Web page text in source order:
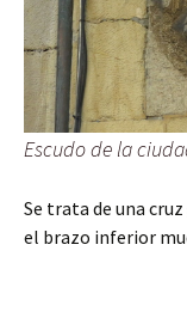
Escudo de la
Se trata de una
el brazo inferior